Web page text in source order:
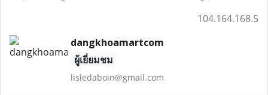
104.164.168.5
dangkhoamartcom
ผู้เยี่ยมชม
lisledaboin@gmail.com